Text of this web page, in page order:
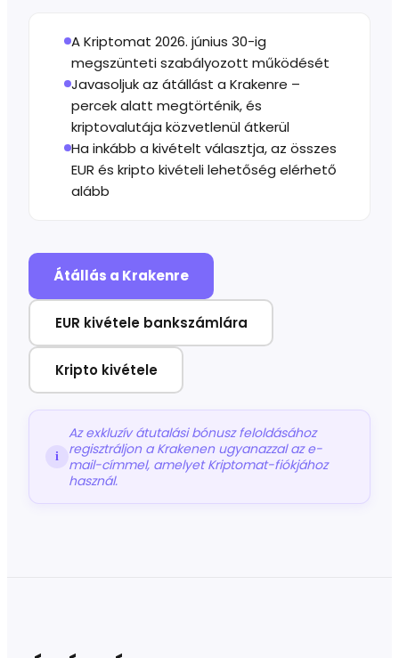
A Kriptomat 2026. június 30-ig
megszünteti szabályozott működését
Javasoljuk az átállást a Krakenre –
percek alatt megtörténik, és
kriptovalutája közvetlenül átkerül
Ha inkább a kivételt választja, az összes
EUR és kripto kivételi lehetőség elérhető
alább
Átállás a Krakenre
EUR kivétele bankszámlára
Kripto kivétele
i
Az exkluzív átutalási bónusz feloldásához
regisztráljon a Krakenen ugyanazzal az e-
mail-címmel, amelyet Kriptomat-fiókjához
használ.